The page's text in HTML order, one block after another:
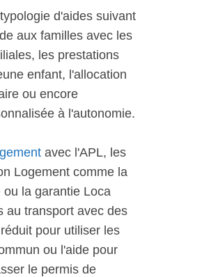
d'aides suivant
aux familles avec les
les prestations
enfant, l'allocation
ou encore
à l'autonomie.
avec l'APL, les
Logement comme la
ou la garantie Loca
au transport avec des
pour utiliser les
ou l'aide pour
le permis de